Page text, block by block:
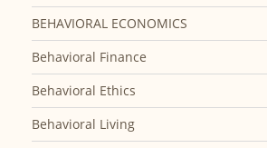
BEHAVIORAL ECONOMICS
Behavioral Finance
Behavioral Ethics
Behavioral Living